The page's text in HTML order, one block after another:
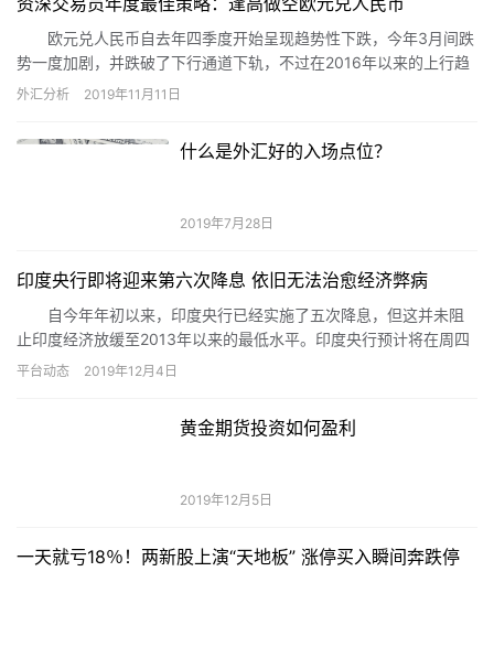
欧元兑人民币自去年四季度开始呈现趋势性下跌，今年3月间跌
势一度加剧，并跌破了下行通道下轨，不过在2016年以来的上行趋
势线处受到较强支撑，并重新反弹回到半年来的下行通道之中。
外汇分析 2019年11月11日
什么是外汇好的入场点位？
2019年7月28日
印度央行即将迎来第六次降息 依旧无法治愈经济弊病
自今年年初以来，印度央行已经实施了五次降息，但这并未阻
止印度经济放缓至2013年以来的最低水平。印度央行预计将在周四
（12月5日）进行第六次降息，以尽其所能缓解经济压力。
平台动态 2019年12月4日
黄金期货投资如何盈利
2019年12月5日
一天就亏18％！两新股上演“天地板” 涨停买入瞬间奔跌停